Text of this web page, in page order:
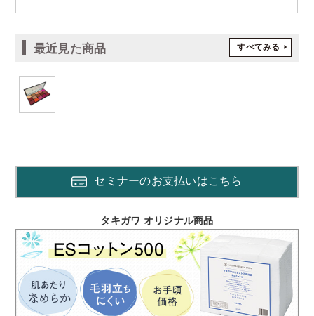
最近見た商品 すべてみる
セミナーのお支払いはこちら
タキガワ オリジナル商品